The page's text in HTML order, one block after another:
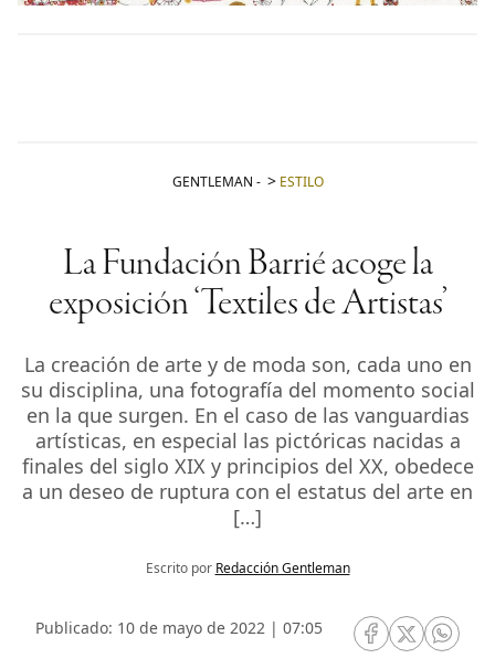
GENTLEMAN - ESTILO
La Fundación Barrié acoge la
exposición ‘Textiles de Artistas’
La creación de arte y de moda son, cada uno en
su disciplina, una fotografía del momento social
en la que surgen. En el caso de las vanguardias
artísticas, en especial las pictóricas nacidas a
finales del siglo XIX y principios del XX, obedece
a un deseo de ruptura con el estatus del arte en
[…]
Escrito por Redacción Gentleman
Publicado: 10 de mayo de 2022 | 07:05
RRSS Facebook
RRSSRRSS